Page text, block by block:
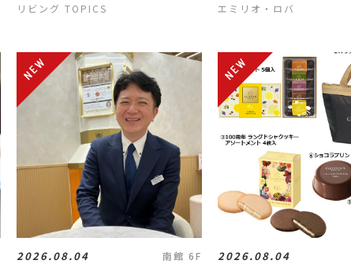
リビング TOPICS エミリオ・ロバ
2026.08.04 南館 6F 2026.08.04